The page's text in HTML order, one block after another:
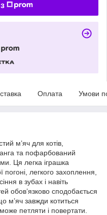
Оплата Умови
м’яч для котів,
та пофарбований
Ця легка іграшка
погоні, легкого захоплення,
в зубах і навіть
обов’язково сподобається
м’яч завжди котиться
петляти і повертати.